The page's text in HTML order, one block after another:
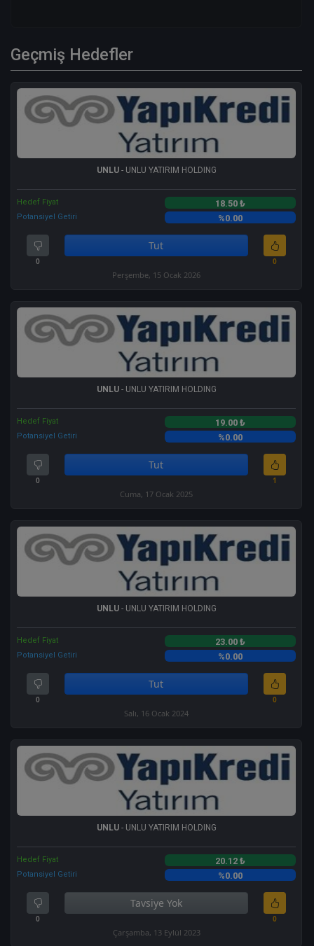
Geçmiş Hedefler
UNLU- UNLU YATIRIM HOLDING
Hedef Fiyat 18.50 ₺
Potansiyel Getiri %0.00
0
Tut
0
Perşembe, 15 Ocak 2026
UNLU- UNLU YATIRIM HOLDING
Hedef Fiyat 19.00 ₺
Potansiyel Getiri %0.00
0
Tut
1
Cuma, 17 Ocak 2025
UNLU- UNLU YATIRIM HOLDING
Hedef Fiyat 23.00 ₺
Potansiyel Getiri %0.00
0
Tut
0
Salı, 16 Ocak 2024
UNLU- UNLU YATIRIM HOLDING
Hedef Fiyat 20.12 ₺
Potansiyel Getiri %0.00
0
Tavsiye Yok
0
Çarşamba, 13 Eylül 2023